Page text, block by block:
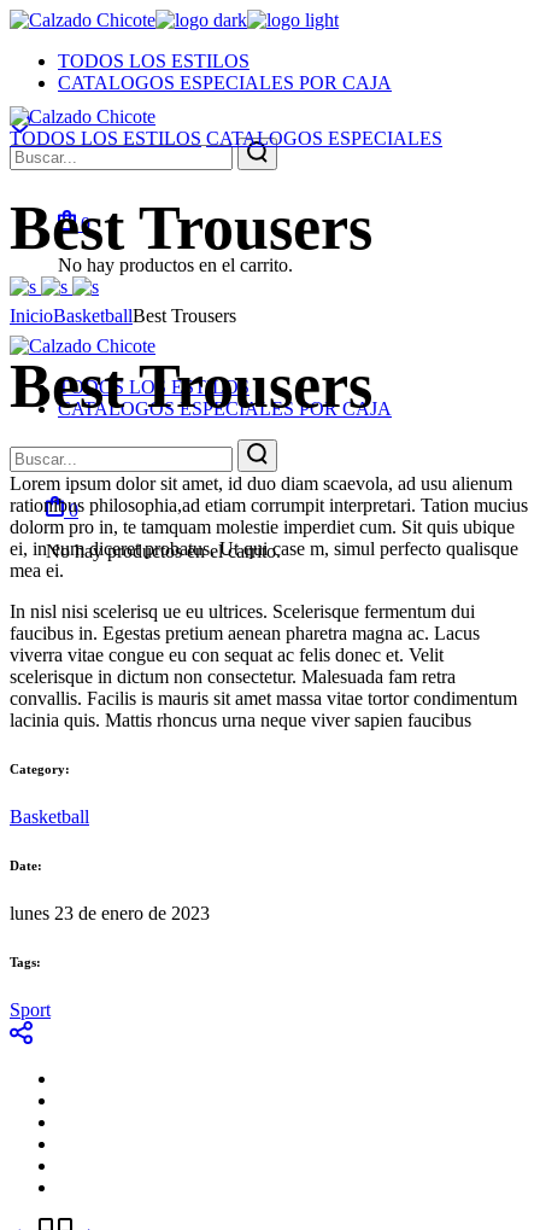
Skip
content
TODOS LOS ESTILOS
CATALOGOS ESPECIALES POR CAJA
Search
for:
0
No hay productos en el carrito.
TODOS LOS ESTILOS
CATALOGOS ESPECIALES POR CAJA
Search
for:
0
No hay productos en el carrito.
TODOS LOS ESTILOS CATALOGOS ESPECIALES
Best Trousers
InicioBasketballBest Trousers
Best Trousers
Lorem ipsum dolor sit amet, id duo diam scaevola, ad usu alienum
rationibus philosophia,ad etiam corrumpit interpretari. Tation mucius
dolorm pro in, te tamquam molestie imperdiet cum. Sit quis ubique
ei, in eum diceret probatus. Ut qui case m, simul perfecto qualisque
mea ei.
In nisl nisi scelerisq ue eu ultrices. Scelerisque fermentum dui
faucibus in. Egestas pretium aenean pharetra magna ac. Lacus
viverra vitae congue eu con sequat ac felis donec et. Velit
scelerisque in dictum non consectetur. Malesuada fam retra
convallis. Facilis is mauris sit amet massa vitae tortor condimentum
lacinia quis. Mattis rhoncus urna neque viver sapien faucibus
Category:
Basketball
Date:
lunes 23 de enero de 2023
Tags:
Sport